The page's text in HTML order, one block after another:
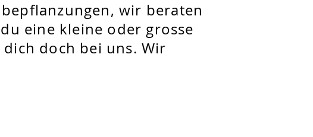
wir beraten
eine kleine oder grosse
doch bei uns. Wir